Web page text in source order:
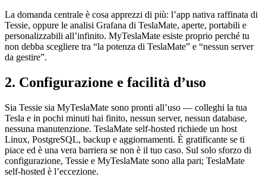
La domanda centrale è cosa apprezzi di più: l’app nativa raffinata di
Tessie, oppure le analisi Grafana di TeslaMate, aperte, portabili e
personalizzabili all’infinito. MyTeslaMate esiste proprio perché tu
non debba scegliere tra “la potenza di TeslaMate” e “nessun server
da gestire”.
2. Configurazione e facilità d’uso
Sia Tessie sia MyTeslaMate sono pronti all’uso — colleghi la tua
Tesla e in pochi minuti hai finito, nessun server, nessun database,
nessuna manutenzione. TeslaMate self-hosted richiede un host
Linux, PostgreSQL, backup e aggiornamenti. È gratificante se ti
piace ed è una vera barriera se non è il tuo caso. Sul solo sforzo di
configurazione, Tessie e MyTeslaMate sono alla pari; TeslaMate
self-hosted è l’eccezione.